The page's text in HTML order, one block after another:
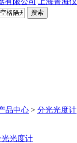
品中心 > 分光光度计
光度计